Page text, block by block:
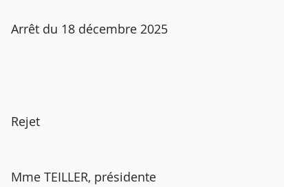
Arrêt du 18 décembre 2025
Rejet
Mme TEILLER, présidente